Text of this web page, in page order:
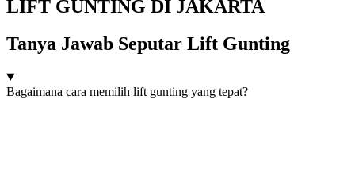
LIFT GUNTING DI JAKARTA
Tanya Jawab Seputar Lift Gunting
Bagaimana cara memilih lift gunting yang tepat?